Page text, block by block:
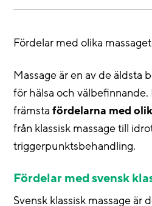
Fördelar med olika
Massage är en av de äldsta
för hälsa och
främstafördelarna med
från klassisk massage till
triggerpunktsbehandling.
Fördelar med svensk
Svensk klassisk massage är